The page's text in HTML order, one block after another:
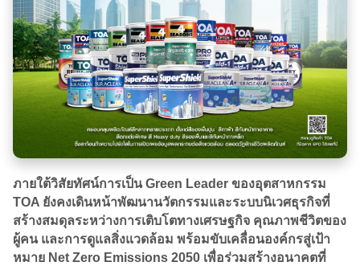
ภายใต้วิสัยทัศน์การเป็น Green Leader ของอุตสาหกรรม
TOA ยังคงเดินหน้าพัฒนานวัตกรรมและระบบนิเวศธุรกิจที่
สร้างสมดุลระหว่างการเติบโตทางเศรษฐกิจ คุณภาพชีวิตของ
ผู้คน และการดูแลสิ่งแวดล้อม พร้อมขับเคลื่อนองค์กรสู่เป้า
หมาย Net Zero Emissions 2050 เพื่อร่วมสร้างอนาคตที่